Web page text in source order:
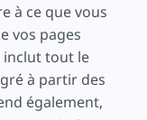
à ce que vous
vos pages
inclut tout le
à partir des
également,